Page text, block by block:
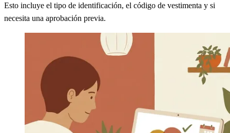
Esto incluye el tipo de identificación, el código de vestimenta y si
necesita una aprobación previa.